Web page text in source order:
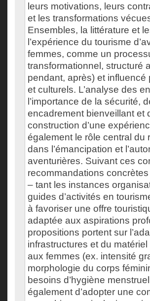
leurs motivations, leurs
et les transformations
Ensembles, la littérature et
l’expérience du tourisme
femmes, comme un
transformationnel, structuré
pendant, après) et
et culturels. L’analyse des
l’importance de la sécurité,
encadrement bienveillant et
construction d’une
également le rôle central du
dans l’émancipation et
aventurières. Suivant ces
recommandations
– tant les instances
guides d’activités en
à favoriser une offre
adaptée aux aspirations
propositions portent sur
infrastructures et du
aux femmes (ex. intensité
morphologie du corps
besoins d’hygiène
également d’adopter une